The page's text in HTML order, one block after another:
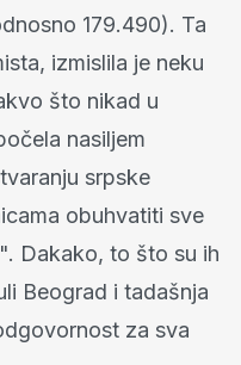
179.490). Ta
izmislila je neku
što nikad u
nasiljem
srpske
obuhvatiti sve
Dakako, to što su ih
Beograd i tadašnja
za sva